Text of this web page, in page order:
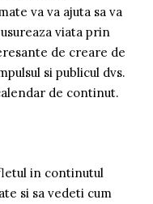
va va ajuta sa va
viata prin
de creare de
si publicul dvs.
de continut.
in continutul
si sa vedeti cum